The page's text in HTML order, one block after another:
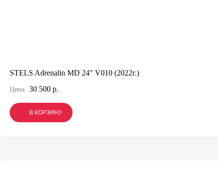
STELS Adrenalin MD 24" V010 (2022г.)
Цена: 30 500 р.
В КОРЗИНУ
В КОРЗИНУ
В КОРЗИНУ